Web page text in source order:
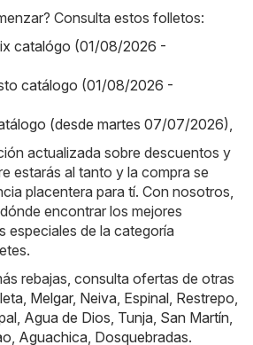
Consulta estos folletos:
catalógo (01/08/2026 -
catálogo (01/08/2026 -
(desde martes 07/07/2026),
actualizada sobre descuentos y
estarás al tanto y la compra se
placentera para tí. Con nosotros,
encontrar los mejores
especiales de la categoría
rebajas, consulta ofertas de otras
, Melgar, Neiva, Espinal, Restrepo,
, Agua de Dios, Tunja, San Martín,
, Aguachica, Dosquebradas.